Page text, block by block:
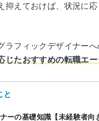
抑えておけば、状況に
ラフィックデザイナー
じたおすすめの転職エ
と
ーの基礎知識【未経験者向